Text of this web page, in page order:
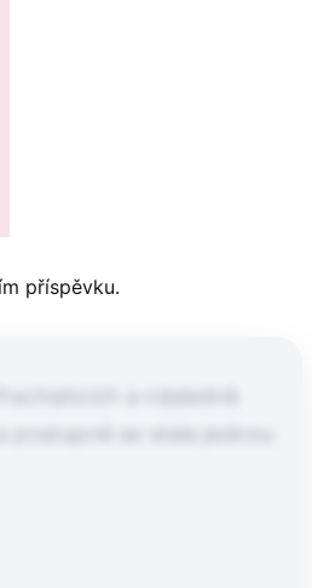
příspěvku.
a následně